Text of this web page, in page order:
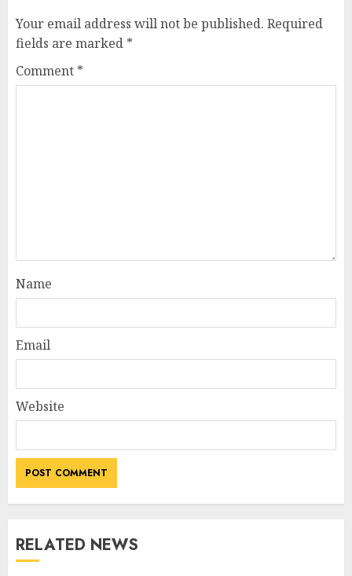
Your email address will not be published. Required
fields are marked *
Comment *
Name
Email
Website
RELATED NEWS